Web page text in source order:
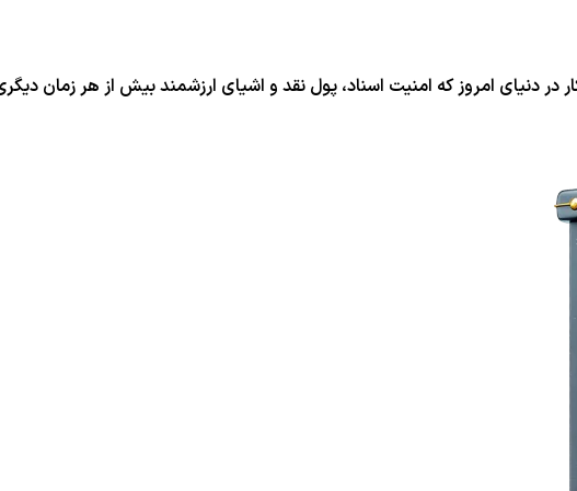
دنیای امروز که امنیت اسناد، پول نقد و اشیای ارزشمند بیش از هر زمان